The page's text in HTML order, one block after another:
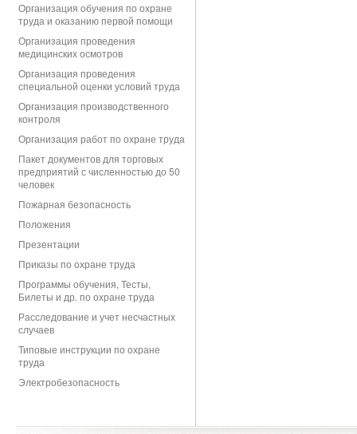
Организация обучения по охране
труда и оказанию первой помощи
Организация проведения
медицинских осмотров
Организация проведения
специальной оценки условий труда
Организация производственного
контроля
Организация работ по охране труда
Пакет документов для торговых
предприятий с численностью до 50
человек
Пожарная безопасность
Положения
Презентации
Приказы по охране труда
Программы обучения, Тесты,
Билеты и др. по охране труда
Расследование и учет несчастных
случаев
Типовые инструкции по охране
труда
Электробезопасность